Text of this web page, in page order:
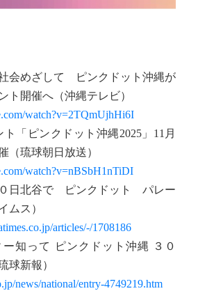
会めざして ピンクドット沖縄が
ト開催へ（沖縄テレビ）
watch?v=2TQmUjhHi6I
「ピンクドット沖縄2025」11月
（琉球朝日放送）
watch?v=nBSbH1nTiDI
日北谷で ピンクドット パレー
ムス）
articles/-/1708186
知って ピンクドット沖縄 ３０
球新報）
news/national/entry-4749219.htm